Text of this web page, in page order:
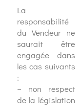
La
responsabilité
du Vendeur ne
saurait être
engagée dans
les cas suivants
:
– non respect
de la législation